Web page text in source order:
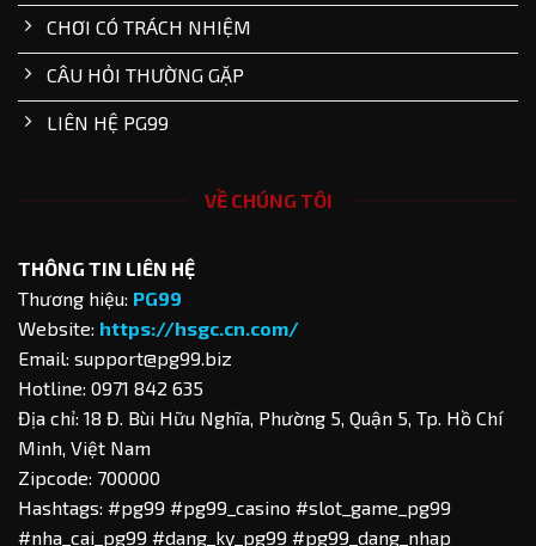
CHƠI CÓ TRÁCH NHIỆM
CÂU HỎI THƯỜNG GẶP
LIÊN HỆ PG99
VỀ CHÚNG TÔI
THÔNG TIN LIÊN HỆ
Thương hiệu: PG99
Website: https://hsgc.cn.com/
Email: support@pg99.biz
Hotline: 0971 842 635
Địa chỉ: 18 Đ. Bùi Hữu Nghĩa, Phường 5, Quận 5, Tp. Hồ Chí
Minh, Việt Nam
Zipcode: 700000
Hashtags: #pg99 #pg99_casino #slot_game_pg99
#nha_cai_pg99 #dang_ky_pg99 #pg99_dang_nhap